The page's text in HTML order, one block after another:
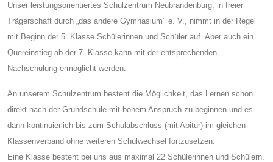
Unser leistungsorientiertes Schulzentrum Neubrandenburg, in freier
Trägerschaft durch „das andere Gymnasium" e. V., nimmt in der Regel
mit Beginn der 5. Klasse Schülerinnen und Schüler auf. Aber auch ein
Quereinstieg ab der 7. Klasse kann mit der entsprechenden
Nachschulung ermöglicht werden.
An unserem Schulzentrum besteht die Möglichkeit, das Lernen schon
direkt nach der Grundschule mit hohem Anspruch zu beginnen und es
dann kontinuierlich bis zum Schulabschluss (mit Abitur) im gleichen
Klassenverband ohne weiteren Schulwechsel fortzusetzen.
Eine Klasse besteht bei uns aus maximal 22 Schülerinnen und Schülern.